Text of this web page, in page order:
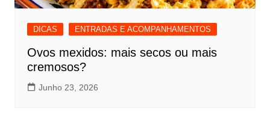
DICAS ENTRADAS E ACOMPANHAMENTOS
Ovos mexidos: mais secos ou mais
cremosos?
Junho 23, 2026